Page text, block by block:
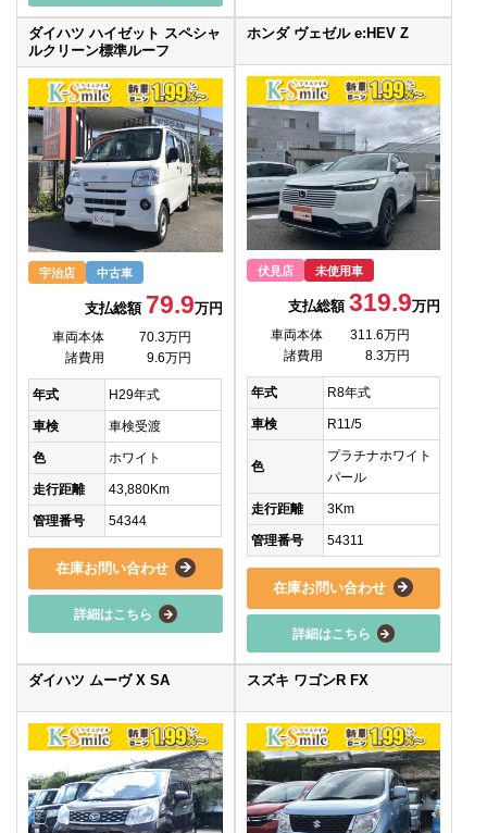
ダイハツ ハイゼット スペシャ
ルクリーン標準ルーフ
宇治店 中古車
支払総額 79.9万円
車両本体
70.3万円
諸費用
9.6万円
年式 H29年式
車検 車検受渡
色 ホワイト
走行距離 43,880Km
管理番号 54344
在庫お問い合わせ
詳細はこちら
ホンダ ヴェゼル e:HEV Z
伏見店 未使用車
支払総額319.9万円
車両本体
311.6万円
諸費用
8.3万円
年式 R8年式
車検 R11/5
色
プラチナホワイト
パール
走行距離 3Km
管理番号 54311
在庫お問い合わせ
詳細はこちら
ダイハツ ムーヴ X SA スズキ ワゴンR FX